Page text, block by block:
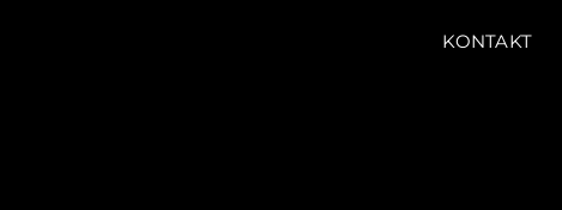
KONTAKT